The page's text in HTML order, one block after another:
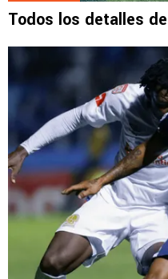
Todos los detalles